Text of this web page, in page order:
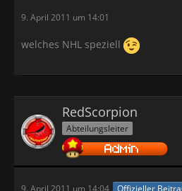
9. April 2011 um 14:01
welches NHL speziell
RedScorpion
Abteilungsleiter